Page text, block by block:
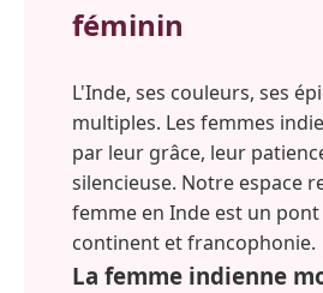
féminin
L'Inde, ses couleurs, ses
multiples. Les femmes
par leur grâce, leur
silencieuse. Notre espace
femme en Inde est un
continent et francophonie.
La femme indienne